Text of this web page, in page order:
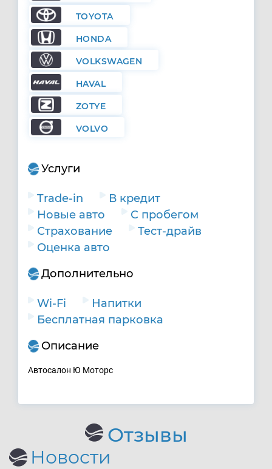
TOYOTA
HONDA
VOLKSWAGEN
HAVAL
ZOTYE
VOLVO
Услуги
Trade-in
В кредит
Новые авто
С пробегом
Страхование
Тест-драйв
Оценка авто
Дополнительно
Wi-Fi
Напитки
Бесплатная парковка
Описание
Автосалон Ю Моторс
Отзывы
Новости